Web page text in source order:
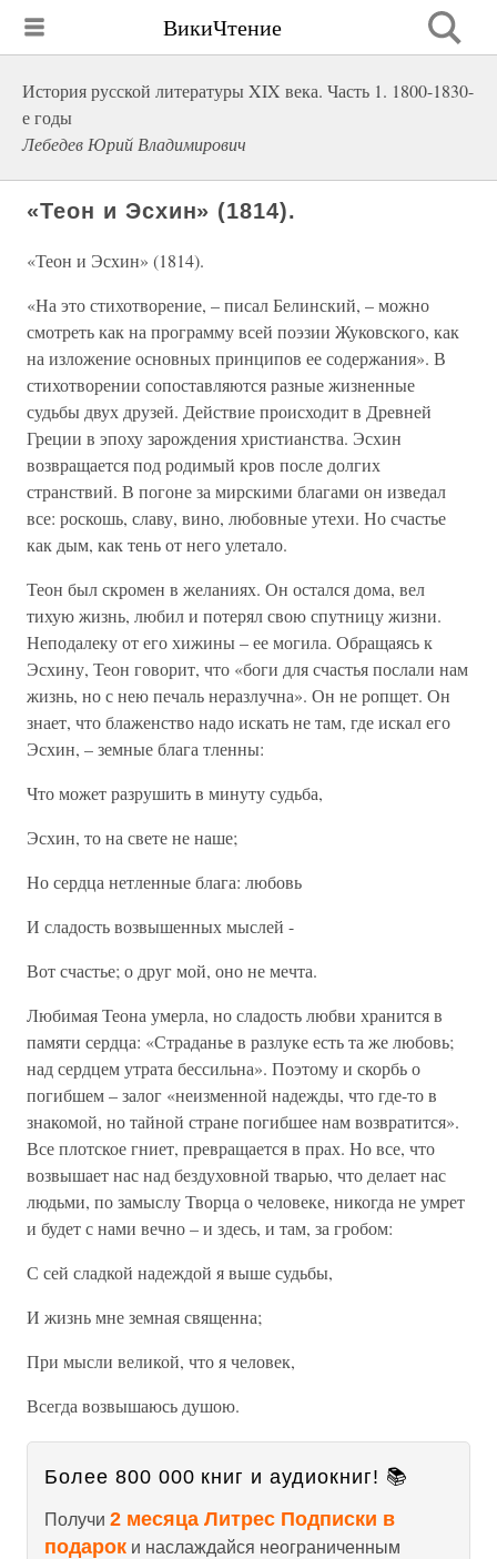
ВикиЧтение
История русской литературы XIX века. Часть 1. 1800-1830-
е годы
Лебедев Юрий Владимирович
«Теон и Эсхин» (1814).
«Теон и Эсхин» (1814).
«На это стихотворение, – писал Белинский, – можно
смотреть как на программу всей поэзии Жуковского, как
на изложение основных принципов ее содержания». В
стихотворении сопоставляются разные жизненные
судьбы двух друзей. Действие происходит в Древней
Греции в эпоху зарождения христианства. Эсхин
возвращается под родимый кров после долгих
странствий. В погоне за мирскими благами он изведал
все: роскошь, славу, вино, любовные утехи. Но счастье
как дым, как тень от него улетало.
Теон был скромен в желаниях. Он остался дома, вел
тихую жизнь, любил и потерял свою спутницу жизни.
Неподалеку от его хижины – ее могила. Обращаясь к
Эсхину, Теон говорит, что «боги для счастья послали нам
жизнь, но с нею печаль неразлучна». Он не ропщет. Он
знает, что блаженство надо искать не там, где искал его
Эсхин, – земные блага тленны:
Что может разрушить в минуту судьба,
Эсхин, то на свете не наше;
Но сердца нетленные блага: любовь
И сладость возвышенных мыслей -
Вот счастье; о друг мой, оно не мечта.
Любимая Теона умерла, но сладость любви хранится в
памяти сердца: «Страданье в разлуке есть та же любовь;
над сердцем утрата бессильна». Поэтому и скорбь о
погибшем – залог «неизменной надежды, что где-то в
знакомой, но тайной стране погибшее нам возвратится».
Все плотское гниет, превращается в прах. Но все, что
возвышает нас над бездуховной тварью, что делает нас
людьми, по замыслу Творца о человеке, никогда не умрет
и будет с нами вечно – и здесь, и там, за гробом:
С сей сладкой надеждой я выше судьбы,
И жизнь мне земная священна;
При мысли великой, что я человек,
Всегда возвышаюсь душою.
Более 800 000 книг и аудиокниг! 📚
Получи 2 месяца Литрес Подписки в
подарок и наслаждайся неограниченным